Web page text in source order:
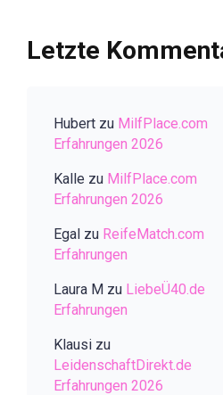
Letzte
Hubert zu MilfPlace.com
Erfahrungen 2026
Kalle zu MilfPlace.com
Erfahrungen 2026
Egal zu ReifeMatch.com
Erfahrungen
Laura M zu LiebeÜ40.de
Erfahrungen
Klausi zu
LeidenschaftDirekt.de
Erfahrungen 2026